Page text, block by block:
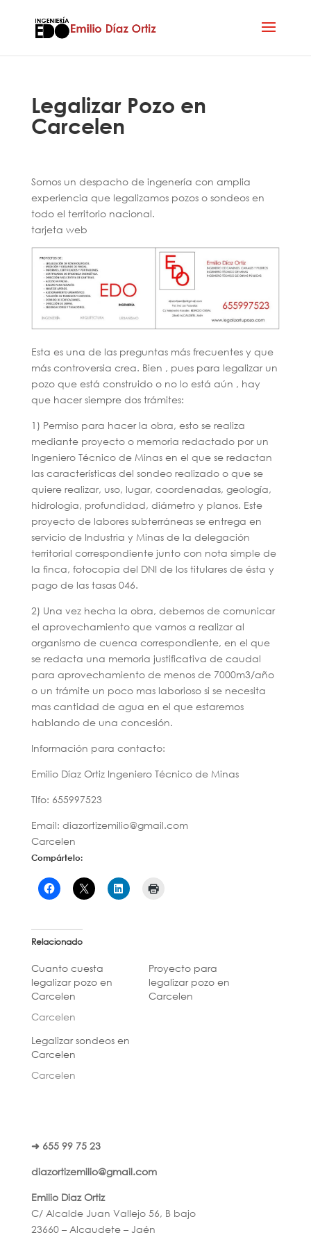
Legalizar Pozo en
Carcelen
Somos un despacho de ingenería con amplia
experiencia que legalizamos pozos o sondeos en
todo el territorio nacional.
tarjeta web
Esta es una de las preguntas más frecuentes y que
más controversia crea. Bien , pues para legalizar un
pozo que está construido o no lo está aún , hay
que hacer siempre dos trámites:
1) Permiso para hacer la obra, esto se realiza
mediante proyecto o memoria redactado por un
Ingeniero Técnico de Minas en el que se redactan
las características del sondeo realizado o que se
quiere realizar, uso, lugar, coordenadas, geología,
hidrologia, profundidad, diámetro y planos. Este
proyecto de labores subterráneas se entrega en
servicio de Industria y Minas de la delegación
territorial correspondiente junto con nota simple de
la finca, fotocopia del DNI de los titulares de ésta y
pago de las tasas 046.
2) Una vez hecha la obra, debemos de comunicar
el aprovechamiento que vamos a realizar al
organismo de cuenca correspondiente, en el que
se redacta una memoria justificativa de caudal
para aprovechamiento de menos de 7000m3/año
o un trámite un poco mas laborioso si se necesita
mas cantidad de agua en el que estaremos
hablando de una concesión.
Información para contacto:
Emilio Díaz Ortiz Ingeniero Técnico de Minas
Tlfo: 655997523
Email: diazortizemilio@gmail.com
Carcelen
Compártelo:
Relacionado
Cuanto cuesta
legalizar pozo en
Carcelen
Carcelen
Proyecto para
legalizar pozo en
Carcelen
Legalizar sondeos en
Carcelen
Carcelen
➜ 655 99 75 23
diazortizemilio@gmail.com
Emilio Diaz Ortiz
C/ Alcalde Juan Vallejo 56, B bajo
23660 – Alcaudete – Jaén